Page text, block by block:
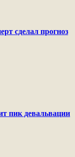
сделал прогноз
пик девальвации